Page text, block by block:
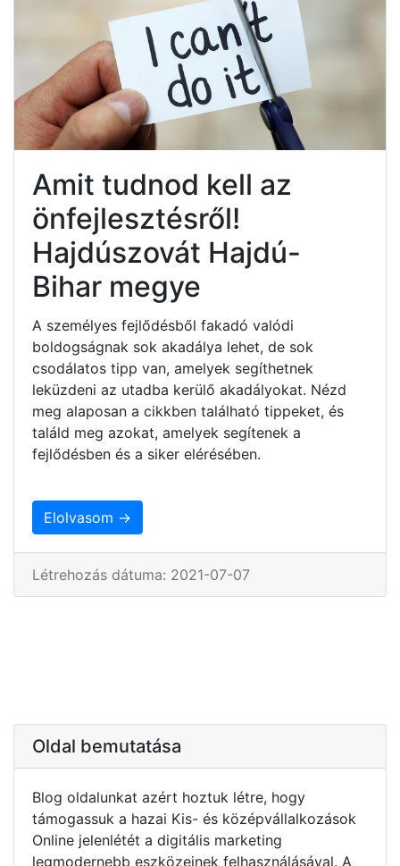
Amit tudnod kell az
önfejlesztésről!
Hajdúszovát Hajdú-
Bihar megye
A személyes fejlődésből fakadó valódi
boldogságnak sok akadálya lehet, de sok
csodálatos tipp van, amelyek segíthetnek
leküzdeni az utadba kerülő akadályokat. Nézd
meg alaposan a cikkben található tippeket, és
találd meg azokat, amelyek segítenek a
fejlődésben és a siker elérésében.
Elolvasom →
Létrehozás dátuma: 2021-07-07
Oldal bemutatása
Blog oldalunkat azért hoztuk létre, hogy
támogassuk a hazai Kis- és középvállalkozások
Online jelenlétét a digitális marketing
legmodernebb eszközeinek felhasználásával. A